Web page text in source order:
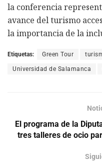
la conferencia
avance del turismo
la importancia de la
Etiquetas: Green Tour
Universidad de Salamanca
El programa de la
tres talleres de ocio